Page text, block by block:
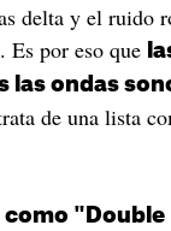
delta y el ruido
Es por eso que
las ondas
de una lista
como "Double